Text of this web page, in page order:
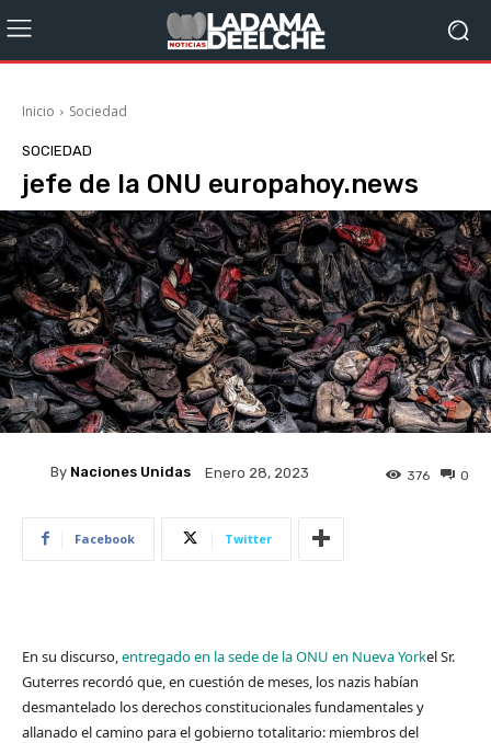
Inicio Sociedad
SOCIEDAD
jefe de la ONU europahoy.news
By Naciones Unidas Enero 28, 2023 0
376
Facebook Twitter
En su discurso,entregado en la sede de la ONU en Nueva Yorkel Sr.
Guterres recordó que, en cuestión de meses, los nazis habían
desmantelado los derechos constitucionales fundamentales y
allanado el camino para el gobierno totalitario: miembros del